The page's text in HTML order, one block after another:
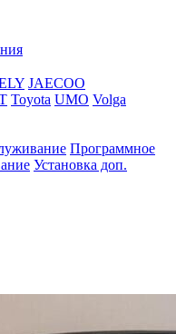
JAECOO
Toyota UMO Volga
Программное
Установка доп.